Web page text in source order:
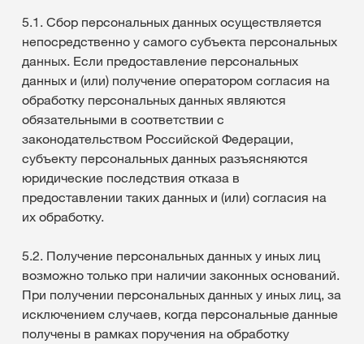
5.1. Сбор персональных данных осуществляется
непосредственно у самого субъекта персональных
данных. Если предоставление персональных
данных и (или) получение оператором согласия на
обработку персональных данных являются
обязательными в соответствии с
законодательством Российской Федерации,
субъекту персональных данных разъясняются
юридические последствия отказа в
предоставлении таких данных и (или) согласия на
их обработку.
5.2. Получение персональных данных у иных лиц
возможно только при наличии законных оснований.
При получении персональных данных у иных лиц, за
исключением случаев, когда персональные данные
получены в рамках поручения на обработку